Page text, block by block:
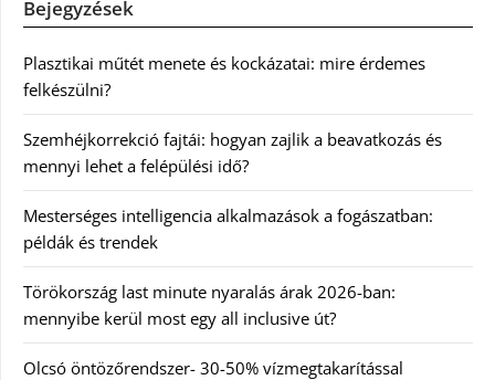
Bejegyzések
Plasztikai műtét menete és kockázatai: mire érdemes
felkészülni?
Szemhéjkorrekció fajtái: hogyan zajlik a beavatkozás és
mennyi lehet a felépülési idő?
Mesterséges intelligencia alkalmazások a fogászatban:
példák és trendek
Törökország last minute nyaralás árak 2026-ban:
mennyibe kerül most egy all inclusive út?
Olcsó öntözőrendszer- 30-50% vízmegtakarítással